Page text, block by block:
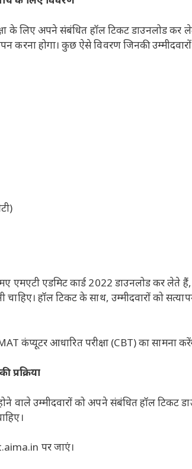
के लिए अपने संबंधित हॉल टिकट डाउनलोड कर
करना होगा। कुछ ऐसे विवरण जिनकी
एमएटी एडमिट कार्ड 2022 डाउनलोड कर लेते हैं,
चाहिए। हॉल टिकट के साथ, उम्मीदवारों को
कंप्यूटर आधारित परीक्षा (CBT) का सामना
वाले उम्मीदवारों को अपने संबंधित हॉल टिकट
पर जाएं।